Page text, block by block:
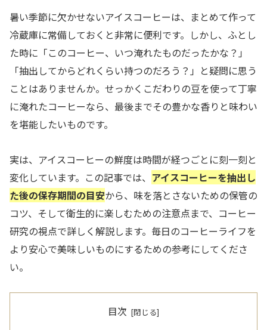
暑い季節に欠かせないアイスコーヒーは、まとめて作って
冷蔵庫に常備しておくと非常に便利です。しかし、ふとし
た時に「このコーヒー、いつ淹れたものだったかな？」
「抽出してからどれくらい持つのだろう？」と疑問に思う
ことはありませんか。せっかくこだわりの豆を使って丁寧
に淹れたコーヒーなら、最後までその豊かな香りと味わい
を堪能したいものです。
実は、アイスコーヒーの鮮度は時間が経つごとに刻一刻と
変化しています。この記事では、 アイスコーヒーを抽出し
た後の保存期間の目安から、味を落とさないための保管の
コツ、そして衛生的に楽しむための注意点まで、コーヒー
研究の視点で詳しく解説します。毎日のコーヒーライフを
より安心で美味しいものにするための参考にしてくださ
い。
目次